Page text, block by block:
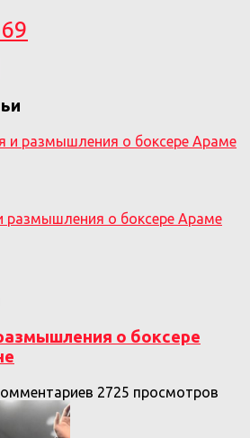
размышления о боксере Араме
о боксере
2725 просмотров